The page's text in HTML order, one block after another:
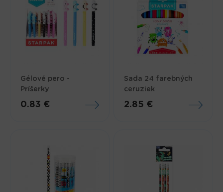
Gélové pero -
Príšerky
0.83 €
Sada 24 farebných
ceruziek
2.85 €